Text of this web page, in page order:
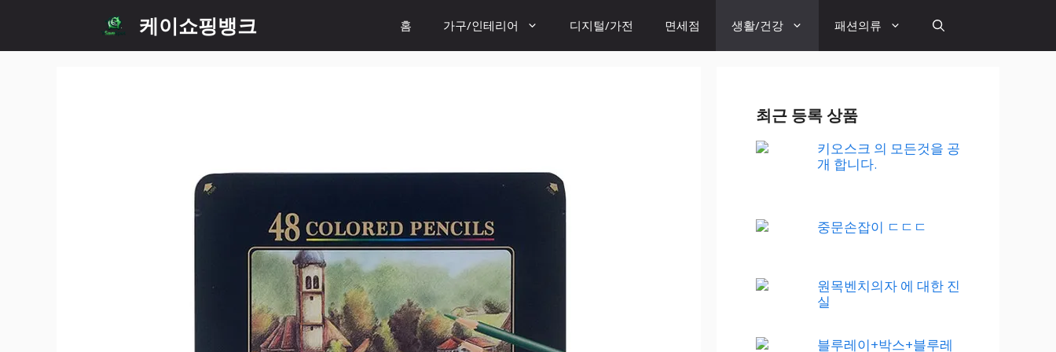
content
케이쇼핑뱅크 홈 가구/인테리어 디지털/가전 면세점 생활/건강 패션의류
최근 등록 상품
키오스크 의 모든것을 공
개 합니다.
중문손잡이 ㄷㄷㄷ
원목벤치의자 에 대한 진
실
블루레이+박스+블루레